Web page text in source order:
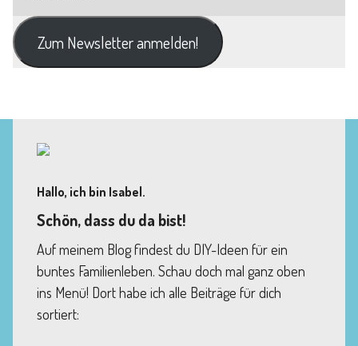
Zum Newsletter anmelden!
Hallo, ich bin Isabel.
Schön, dass du da bist!
Auf meinem Blog findest du DIY-Ideen für ein
buntes Familienleben. Schau doch mal ganz oben
ins Menü! Dort habe ich alle Beiträge für dich
sortiert: